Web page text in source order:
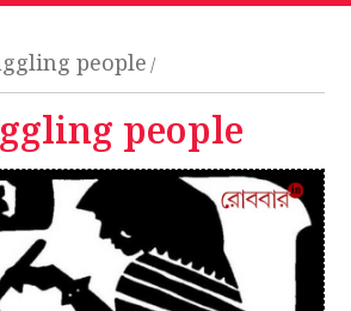
people
people